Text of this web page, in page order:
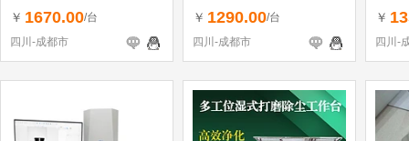
￥ 1670.00/台
四川-成都市
￥ 1290.00/台
四川-成都市
￥
四川-